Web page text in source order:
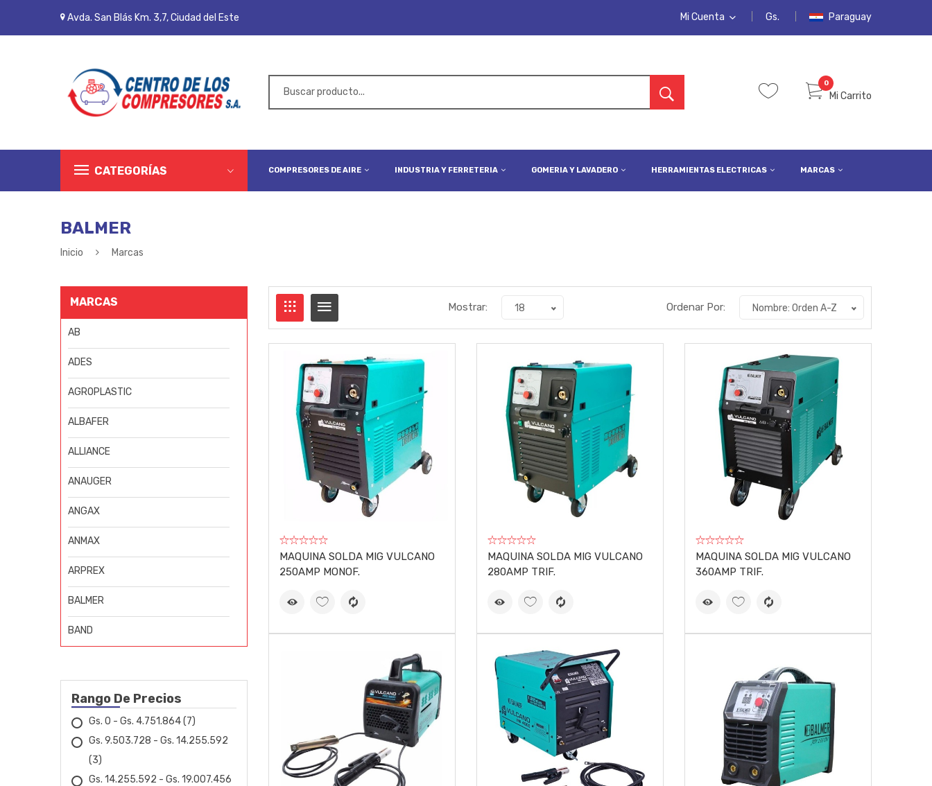
Avda. San Blás Km. 3,7, Ciudad del Este Mi Cuenta
LISTA DE DESEOS
REGISTRARSE
Gs. Paraguay
Mi Carrito
0
CATEGORÍAS COMPRESORES DE AIRE INDUSTRIA Y FERRETERIA GOMERIA Y LAVADERO HERRAMIENTAS ELECTRICAS MARCAS
BALMER
Inicio Marcas
MARCAS
AB
ADES
AGROPLASTIC
ALBAFER
ALLIANCE
ANAUGER
ANGAX
ANMAX
ARPREX
BALMER
BAND
BOVENAU
CARBOGRAFITE
CESTARI
Rango De Precios
Gs. 0 - Gs. 4.751.864(7)
Gs. 9.503.728 - Gs. 14.255.592
(3)
Gs. 14.255.592 - Gs. 19.007.456
Mostrar: 18 Ordenar Por: Nombre: Orden A-Z
MAQUINA SOLDA MIG VULCANO
250AMP MONOF.
MAQUINA SOLDA MIG VULCANO
280AMP TRIF.
MAQUINA SOLDA MIG VULCANO
360AMP TRIF.